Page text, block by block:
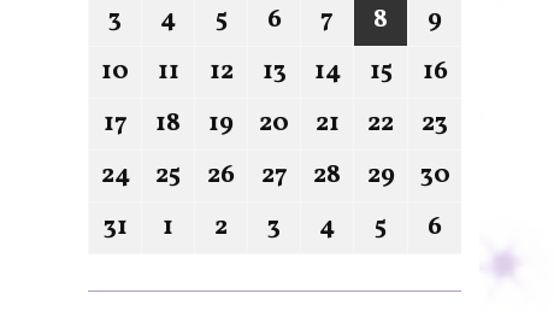
3
4 5 6 7 8
9
10
11 12 13 14 15
16
17
18 19 20 21 22
23
24
25 26 27 28 29
30
31
1 2 3 4 5 6